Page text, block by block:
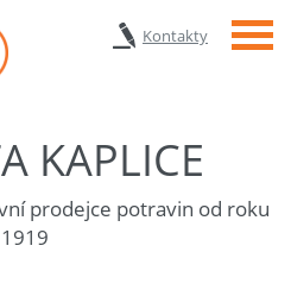
Kontakty Menu
KAPLICE
prodejce potravin od roku
1919